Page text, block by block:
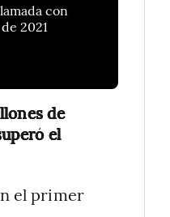
con
2021
de
el
el primer